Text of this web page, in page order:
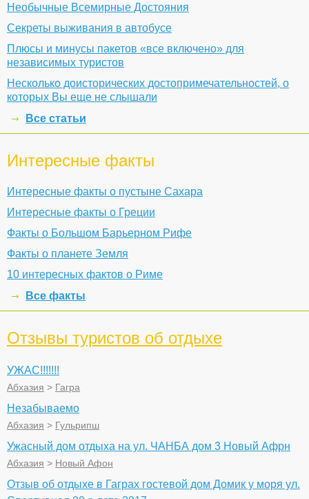
Необычные Всемирные Достояния
Секреты выживания в автобусе
Плюсы и минусы пакетов «все включено» для
независимых туристов
Несколько доисторических достопримечательностей, о
которых Вы еще не слышали
Все статьи
Интересные факты
Интересные факты о пустыне Сахара
Интересные факты о Греции
Факты о Большом Барьерном Рифе
Факты о планете Земля
10 интересных фактов о Риме
Все факты
Отзывы туристов об отдыхе
УЖАС!!!!!!!
Абхазия > Гагра
Незабываемо
Абхазия > Гульрипш
Ужасный дом отдыха на ул. ЧАНБА дом 3 Новый Афрн
Абхазия > Новый Афон
Отзыв об отдыхе в Гаграх гостевой дом Домик у моря ул.